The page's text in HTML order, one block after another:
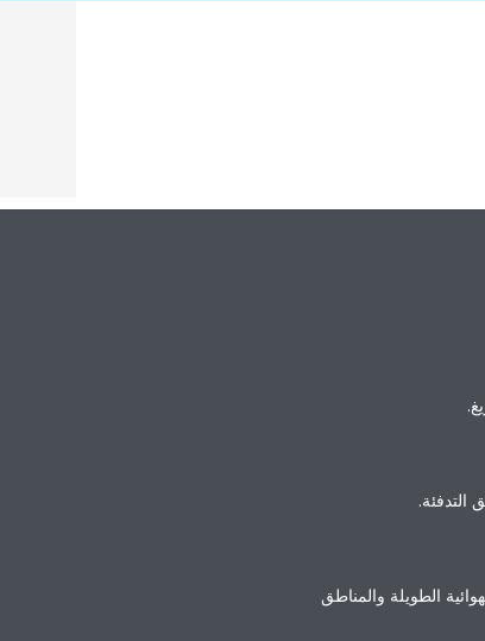
التدفئة.
للتطبيقات ذات المجاري الهوائية الطويلة والمناطق